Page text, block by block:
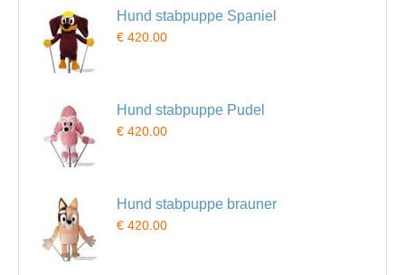
Hund stabpuppe Spaniel
€ 420.00
Hund stabpuppe Pudel
€ 420.00
Hund stabpuppe brauner
€ 420.00